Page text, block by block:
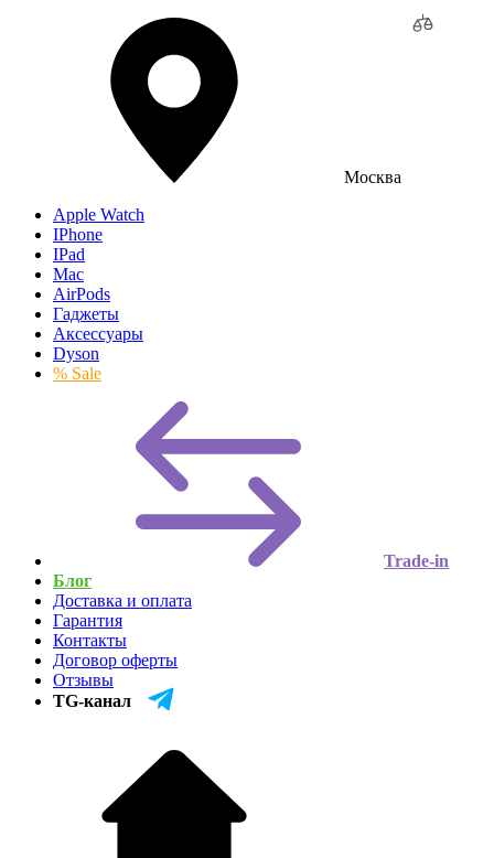
Москва
Apple Watch
IPhone
IPad
Mac
AirPods
Гаджеты
Аксессуары
Dyson
% Sale
Trade-in
Блог
Доставка и оплата
Гарантия
Контакты
Договор оферты
Отзывы
TG-канал